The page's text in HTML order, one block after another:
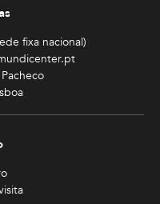
fixa nacional)